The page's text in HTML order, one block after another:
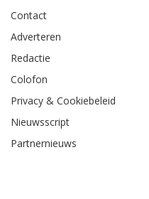
Contact
Adverteren
Redactie
Colofon
Privacy & Cookiebeleid
Nieuwsscript
Partnernieuws